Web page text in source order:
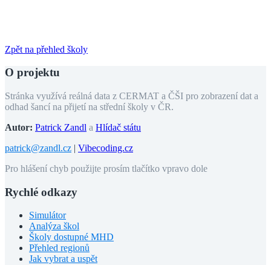
Zpět na přehled školy
O projektu
Stránka využívá reálná data z CERMAT a ČŠI pro zobrazení dat a
odhad šancí na přijetí na střední školy v ČR.
Autor: Patrick Zandl a Hlídač státu
patrick@zandl.cz | Vibecoding.cz
Pro hlášení chyb použijte prosím tlačítko vpravo dole
Rychlé odkazy
Simulátor
Analýza škol
Školy dostupné MHD
Přehled regionů
Jak vybrat a uspět